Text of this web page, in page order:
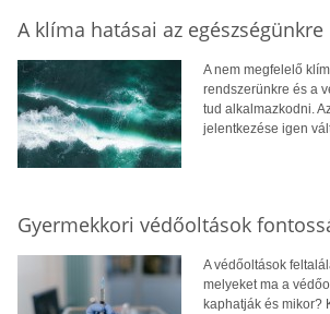
A klíma hatásai az egészségünkre
A nem megfelelő
rendszerünkre és a
tud alkalmazkodni.
jelentkezése igen
Gyermekkori védőoltások
A védőoltások
melyeket ma a
kaphatják és mikor?